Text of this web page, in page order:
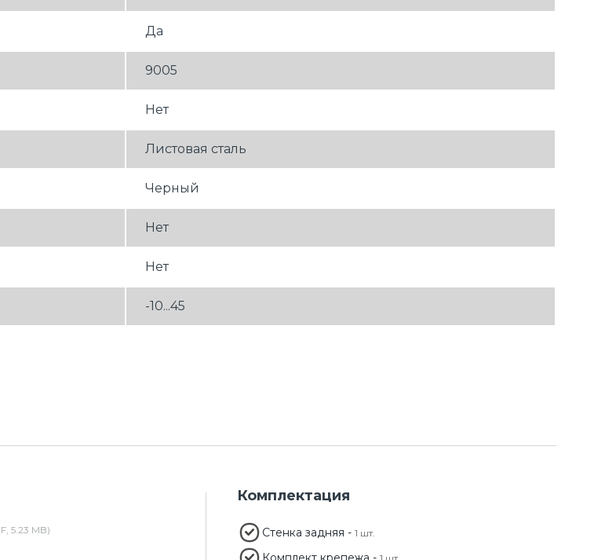
Да
9005
Нет
Листовая сталь
Черный
Нет
Нет
-10...45
5.23 MB)
Комплектация
Стенка задняя -1 шт.